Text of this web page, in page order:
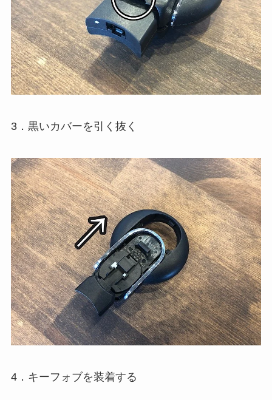
3．黒いカバーを引く抜く
4．キーフォブを装着する